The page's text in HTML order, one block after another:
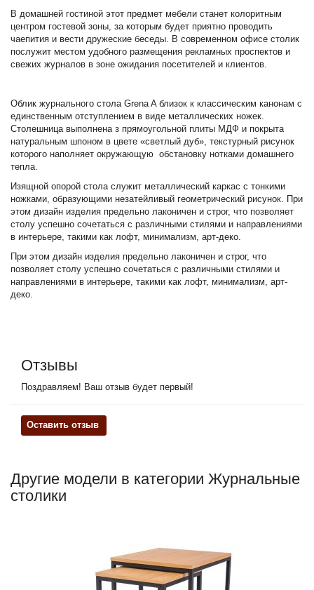
В домашней гостиной этот предмет мебели станет колоритным
центром гостевой зоны, за которым будет приятно проводить
чаепития и вести дружеские беседы. В современном офисе столик
послужит местом удобного размещения рекламных проспектов и
свежих журналов в зоне ожидания посетителей и клиентов.
Облик журнального стола Grena A близок к классическим канонам с
единственным отступлением в виде металлических ножек.
Столешница выполнена з прямоугольной плиты МДФ и покрыта
натуральным шпоном в цвете «светлый дуб», текстурный рисунок
которого наполняет окружающую обстановку нотками домашнего
тепла.
Изящной опорой стола служит металлический каркас с тонкими
ножками, образующими незатейливый геометрический рисунок. При
этом дизайн изделия предельно лаконичен и строг, что позволяет
столу успешно сочетаться с различными стилями и направлениями
в интерьере, такими как лофт, минимализм, арт-деко.
При этом дизайн изделия предельно лаконичен и строг, что
позволяет столу успешно сочетаться с различными стилями и
направлениями в интерьере, такими как лофт, минимализм, арт-
деко.
Отзывы
Поздравляем! Ваш отзыв будет первый!
Оставить отзыв
Другие модели в категории Журнальные
столики